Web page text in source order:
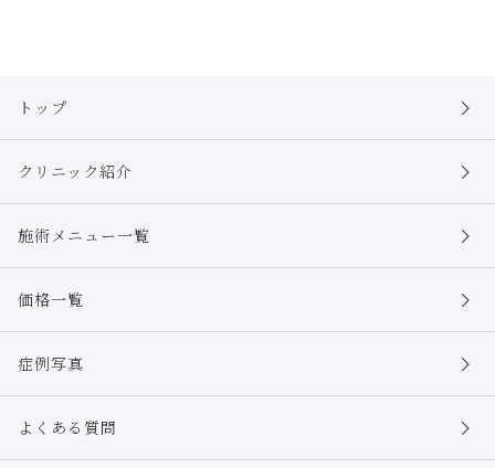
す。
以下に定めのない目的で個人情報を利用する場合、あらかじめご本人の同意
を得た上で行ないます。
施術予約やメール相談に関する回答および資料送付
本院利用履歴の確認
の安全管理のために必要かつ適切な措置を講じます。
本院は、ダイレクトメールの発送や情報処理等の目的で外部に業務委託する
ことがあります。委託に際しては、個人情報の保護水準が、本院が設定する
トップ
クリニック紹介
施術メニュー一覧
価格一覧
症例写真
よくある質問